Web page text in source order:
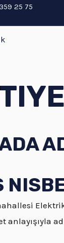
25 75
anlayışıyla